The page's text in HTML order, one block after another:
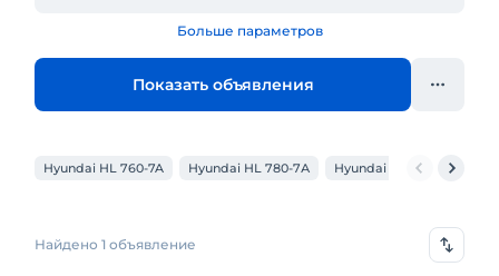
Больше параметров
Показать объявления
Hyundai HL 760-7A Hyundai HL 780-7А Hyundai HL 757-7A
Найдено 1 объявление